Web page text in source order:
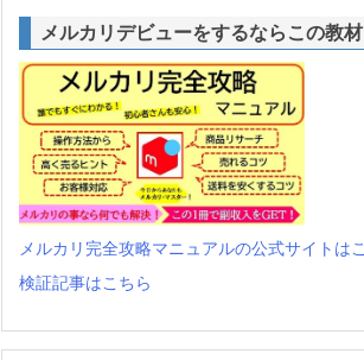
メルカリデビューをするならこの教材
メルカリ完全攻略マニュアルの公式サイトは
検証記事はこちら